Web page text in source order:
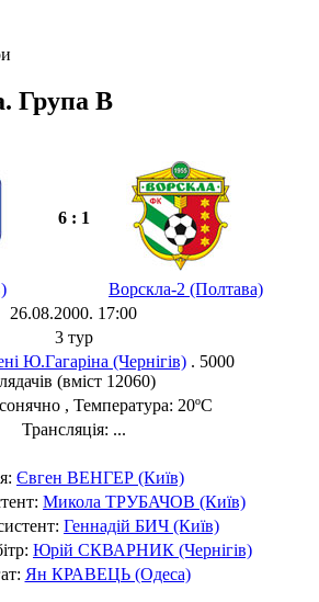
Група В
6 : 1
Ворскла-2 (Полтава)
26.08.2000. 17:00
3 тур
Ю.Гагаріна (Чернігів). 5000
(вміст 12060)
, Температура: 20ºC
Трансляція: ...
Євген ВЕНГЕР (Київ)
Микола ТРУБАЧОВ (Київ)
Геннадій БИЧ (Київ)
Юрій СКВАРНИК (Чернігів)
Ян КРАВЕЦЬ (Одеса)